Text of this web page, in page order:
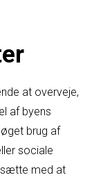
at overveje,
af byens
brug af
sociale
med at